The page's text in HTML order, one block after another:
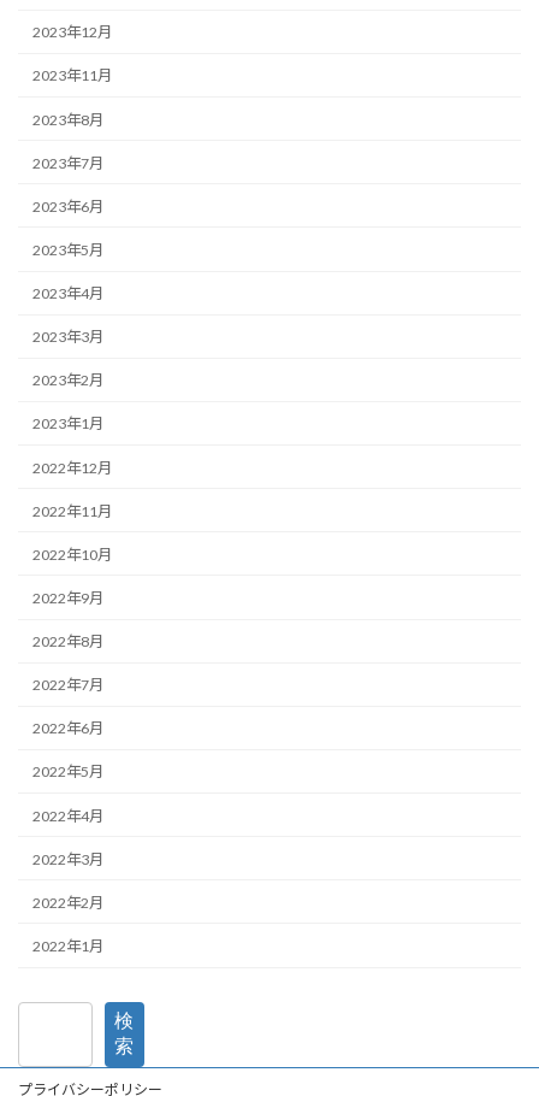
2023年12月
2023年11月
2023年8月
2023年7月
2023年6月
2023年5月
2023年4月
2023年3月
2023年2月
2023年1月
2022年12月
2022年11月
2022年10月
2022年9月
2022年8月
2022年7月
2022年6月
2022年5月
2022年4月
2022年3月
2022年2月
2022年1月
検
索
プライバシーポリシー